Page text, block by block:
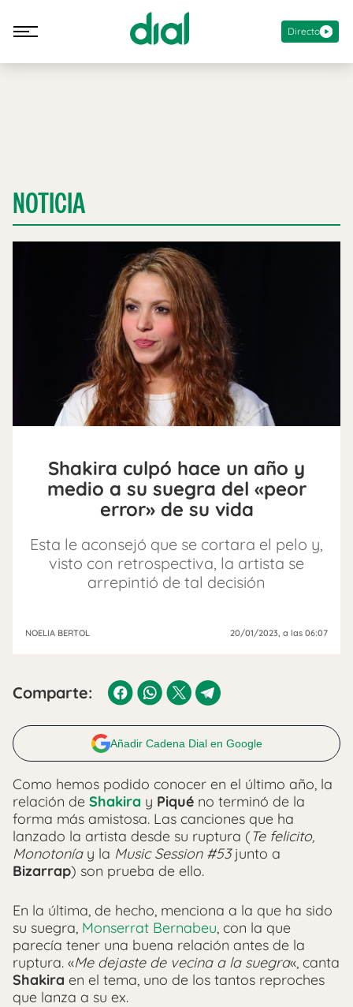
Directo
NOTICIA
Shakira culpó hace un año y
medio a su suegra del «peor
error» de su vida
Esta le aconsejó que se cortara el pelo y,
visto con retrospectiva, la artista se
arrepintió de tal decisión
NOELIA BERTOL 20/01/2023 , a las 06:07
Comparte:
Añadir Cadena Dial en Google
Como hemos podido conocer en el último año, la
relación de Shakira y Piqué no terminó de la
forma más amistosa. Las canciones que ha
lanzado la artista desde su ruptura ( Te felicito,
Monotoníay la Music Session #53junto a
Bizarrap) son prueba de ello.
En la última, de hecho, menciona a la que ha sido
su suegra, Monserrat Bernabeu, con la que
parecía tener una buena relación antes de la
ruptura. «Me dejaste de vecina a la suegra«, canta
Shakira en el tema, uno de los tantos reproches
que lanza a su ex.